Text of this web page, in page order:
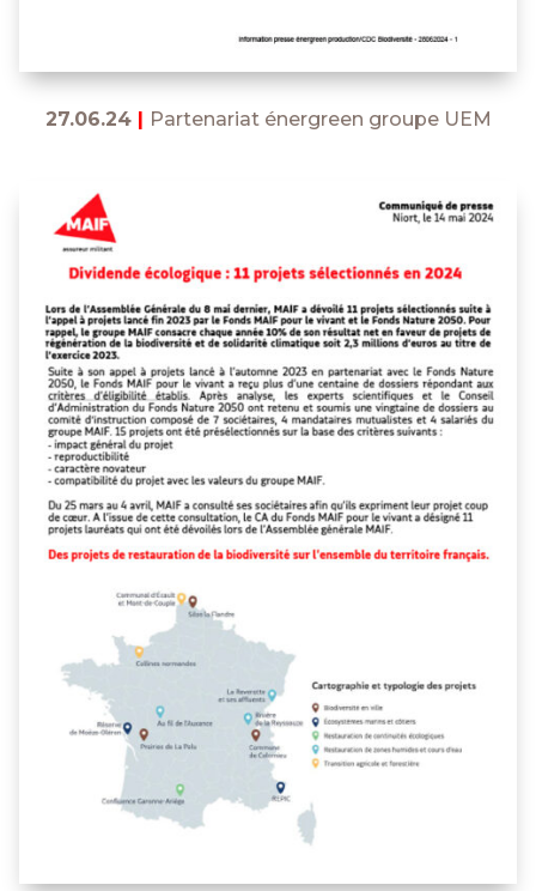
27.06.24| Partenariat énergreen groupe UEM